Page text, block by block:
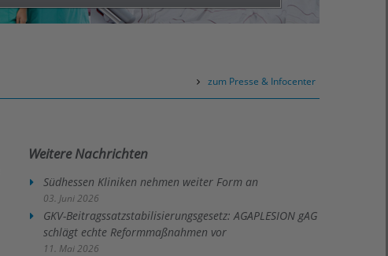
zum Presse & Infocenter
Weitere Nachrichten
Südhessen Kliniken nehmen weiter Form an
03. Juni 2026
GKV-Beitragssatzstabilisierungsgesetz: AGAPLESION gAG
schlägt echte Reformmaßnahmen vor
11. Mai 2026